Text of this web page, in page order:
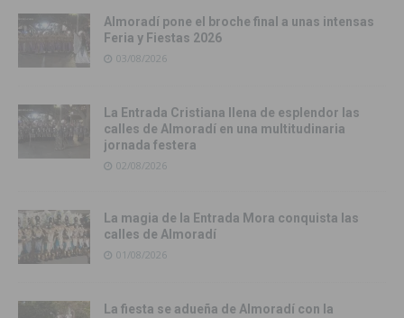
Almoradí pone el broche final a unas intensas
Feria y Fiestas 2026
03/08/2026
La Entrada Cristiana llena de esplendor las
calles de Almoradí en una multitudinaria
jornada festera
02/08/2026
La magia de la Entrada Mora conquista las
calles de Almoradí
01/08/2026
La fiesta se adueña de Almoradí con la